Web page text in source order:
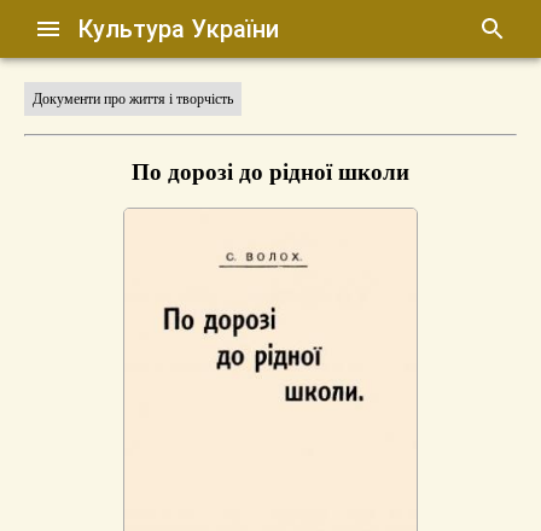
Культура України
Документи про життя і творчість
По дорозі до рідної школи